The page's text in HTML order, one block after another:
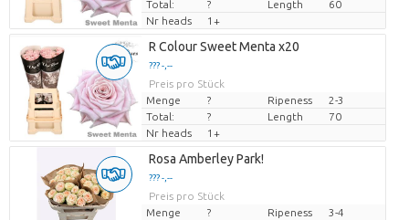
Total:
? Length
60
Nr heads
1+
R Colour Sweet Menta x20
??? -,--
Preis pro Stück
Menge
? Ripeness
2-3
Total:
? Length
70
Nr heads
1+
Rosa Amberley Park!
??? -,--
Preis pro Stück
Menge
? Ripeness
3-4